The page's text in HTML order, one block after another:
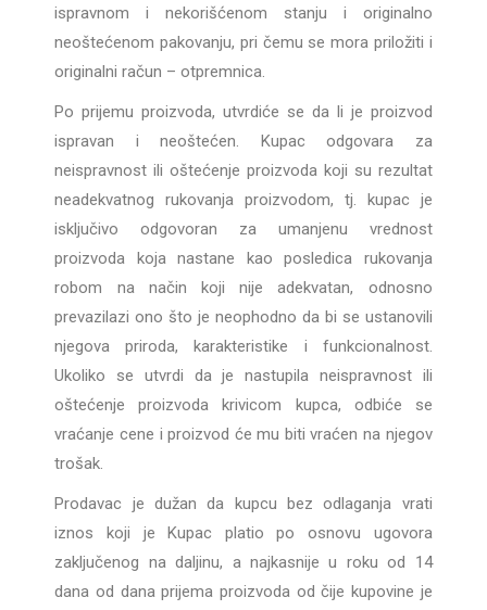
ispravnom i nekorišćenom stanju i originalno
neoštećenom pakovanju, pri čemu se mora priložiti i
originalni račun – otpremnica.
Po prijemu proizvoda, utvrdiće se da li je proizvod
ispravan i neoštećen. Kupac odgovara za
neispravnost ili oštećenje proizvoda koji su rezultat
neadekvatnog rukovanja proizvodom, tj. kupac je
isključivo odgovoran za umanjenu vrednost
proizvoda koja nastane kao posledica rukovanja
robom na način koji nije adekvatan, odnosno
prevazilazi ono što je neophodno da bi se ustanovili
njegova priroda, karakteristike i funkcionalnost.
Ukoliko se utvrdi da je nastupila neispravnost ili
oštećenje proizvoda krivicom kupca, odbiće se
vraćanje cene i proizvod će mu biti vraćen na njegov
trošak.
Prodavac je dužan da kupcu bez odlaganja vrati
iznos koji je Kupac platio po osnovu ugovora
zaključenog na daljinu, a najkasnije u roku od 14
dana od dana prijema proizvoda od čije kupovine je